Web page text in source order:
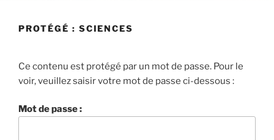
PROTÉGÉ : SCIENCES
Ce contenu est protégé par un mot de passe. Pour le
voir, veuillez saisir votre mot de passe ci-dessous :
Mot de passe :